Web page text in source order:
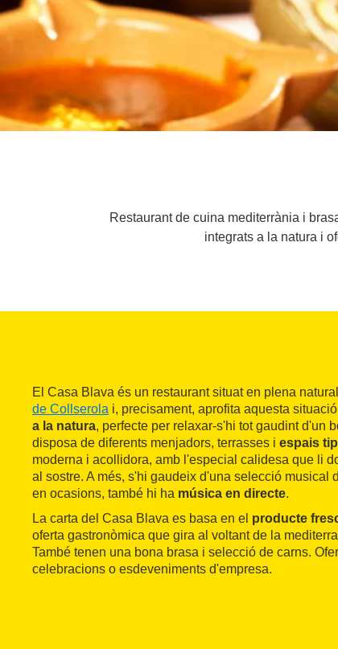
Restaurant de cuina mediterrània i
integrats a la natura i
El Casa Blava és un restaurant situat en plena
de Collserola i, precisament, aprofita aquesta
a la natura, perfecte per relaxar-s'hi tot gaudint d'un
disposa de diferents menjadors, terrasses i espais
moderna i acollidora, amb l'especial calidesa que li
al sostre. A més, s'hi gaudeix d'una selecció musical
en ocasions, també hi ha música en directe.
La carta del Casa Blava es basa en el producte
oferta gastronòmica que gira al voltant de la
També tenen una bona brasa i selecció de carns.
celebracions o esdeveniments d'empresa.